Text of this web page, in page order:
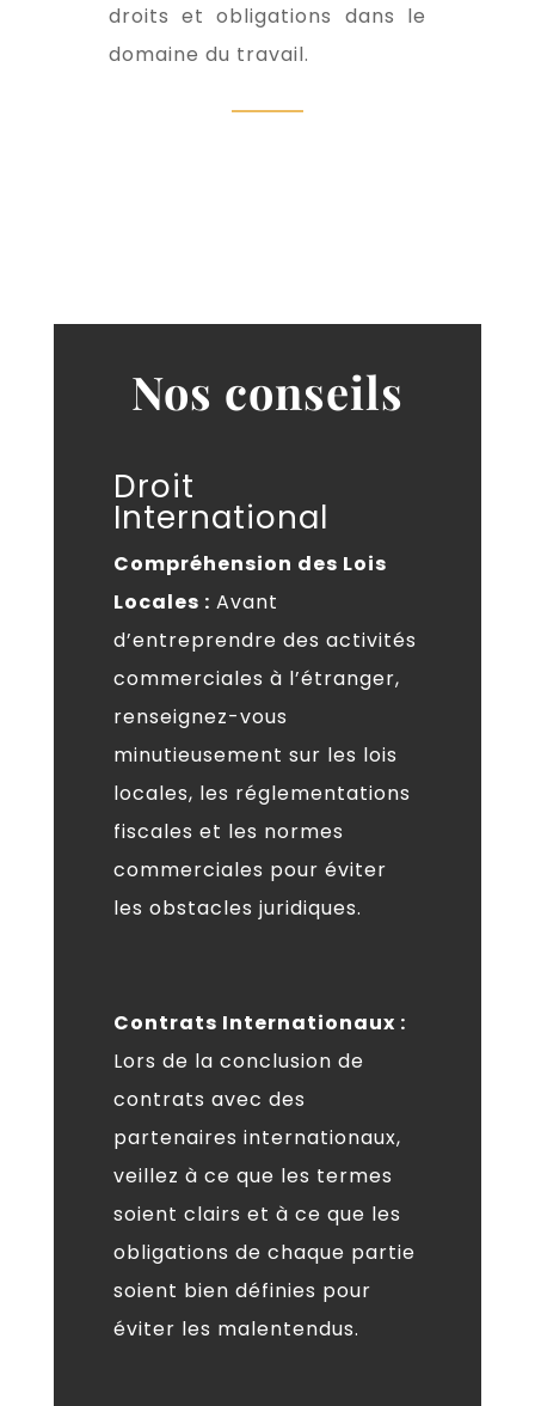
droits et obligations dans le
domaine du travail.
Nos conseils
Droit
International
Compréhension des Lois
Locales : Avant
d’entreprendre des activités
commerciales à l’étranger,
renseignez-vous
minutieusement sur les lois
locales, les réglementations
fiscales et les normes
commerciales pour éviter
les obstacles juridiques.
Contrats Internationaux :
Lors de la conclusion de
contrats avec des
partenaires internationaux,
veillez à ce que les termes
soient clairs et à ce que les
obligations de chaque partie
soient bien définies pour
éviter les malentendus.